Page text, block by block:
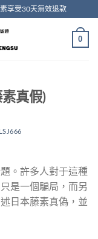
享受30天無效退款
0
真假)
LSJ666
。許多人對于這種
是一個騙局，而另
日本藤素真偽，並